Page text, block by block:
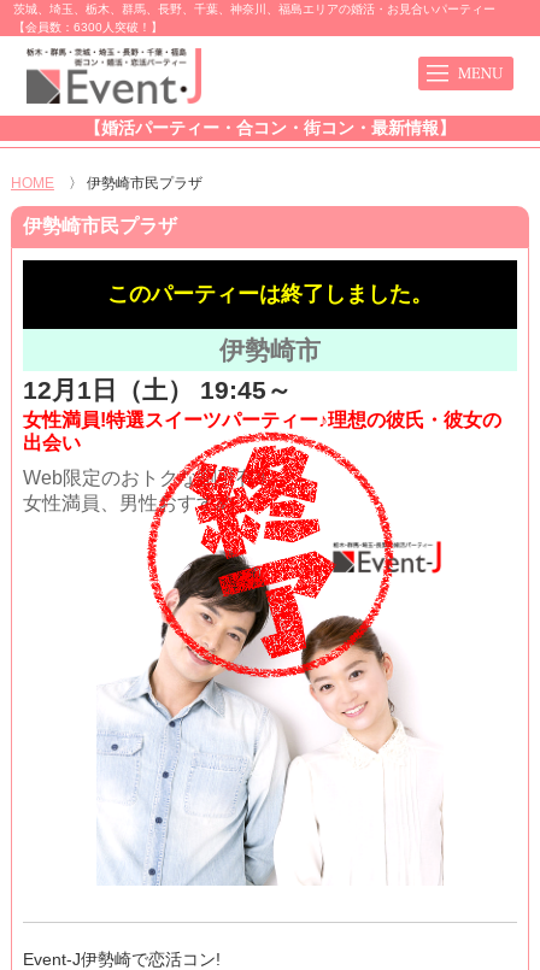
茨城、埼玉、栃木、群馬、長野、千葉、神奈川、福島エリアの婚活・お見合いパーティー
【会員数：6300人突破！】
【婚活パーティー・合コン・街コン・最新情報】
HOME 〉 伊勢崎市民プラザ
伊勢崎市民プラザ
このパーティーは終了しました。
伊勢崎市
12月1日（土） 19:45～
女性満員!特選スイーツパーティー♪理想の彼氏・彼女の
出会い
Web限定のおトクな割引有!!
女性満員、男性おすすめ
Event-J伊勢崎で恋活コン!